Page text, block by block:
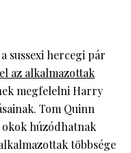
sussexi hercegi pár
az alkalmazottak
megfelelni Harry
Tom Quinn
húzódhatnak
többsége